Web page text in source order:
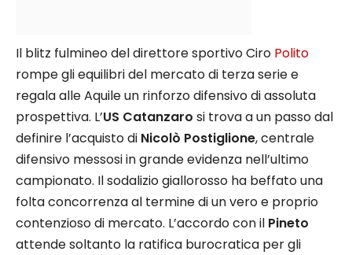
Il blitz fulmineo del direttore sportivo Ciro Polito
rompe gli equilibri del mercato di terza serie e
regala alle Aquile un rinforzo difensivo di assoluta
prospettiva. L’US Catanzaro si trova a un passo dal
definire l’acquisto di Nicolò Postiglione, centrale
difensivo messosi in grande evidenza nell’ultimo
campionato. Il sodalizio giallorosso ha beffato una
folta concorrenza al termine di un vero e proprio
contenzioso di mercato. L’accordo con il Pineto
attende soltanto la ratifica burocratica per gli